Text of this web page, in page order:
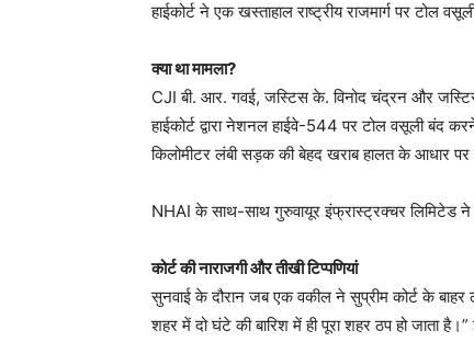
हाईकोर्ट ने एक खस्ताहाल राष्ट्रीय राजमार्ग पर टोल
क्या था मामला?
CJI बी. आर. गवई, जस्टिस के. विनोद चंद्रन और
हाईकोर्ट द्वारा नेशनल हाईवे-544 पर टोल वसूली बंद
किलोमीटर लंबी सड़क की बेहद खराब हालत के आधार पर
NHAI के साथ-साथ गुरुवायूर इंफ्रास्ट्रक्चर लिमिटेड ने
कोर्ट की नाराजगी और तीखी टिप्पणियां
सुनवाई के दौरान जब एक वकील ने सुप्रीम कोर्ट के बाहर
शहर में दो घंटे की बारिश में ही पूरा शहर ठप हो जाता